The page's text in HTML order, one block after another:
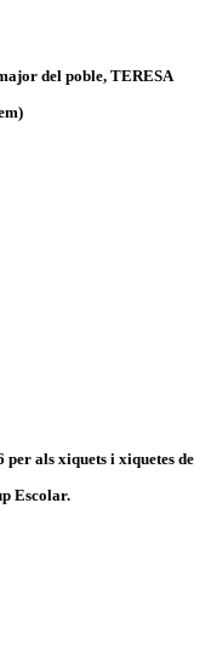
del poble, TERESA
als xiquets i xiquetes de
Escolar.